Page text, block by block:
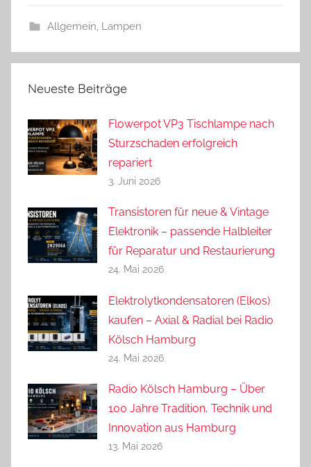
Allgemein, Lampen
Neueste Beiträge
Flowerpot VP3 Tischlampe nach
Sturzschaden erfolgreich
repariert
3. Juni 2026
Transistoren für neue & Vintage
Elektronik – passende Halbleiter
für Reparatur und Restaurierung
24. Mai 2026
Elektrolytkondensatoren (Elkos)
kaufen – Axial & Radial bei Radio
Kölsch Hamburg
24. Mai 2026
Radio Kölsch Hamburg – Über
100 Jahre Tradition, Technik und
Innovation aus Hamburg
13. Mai 2026